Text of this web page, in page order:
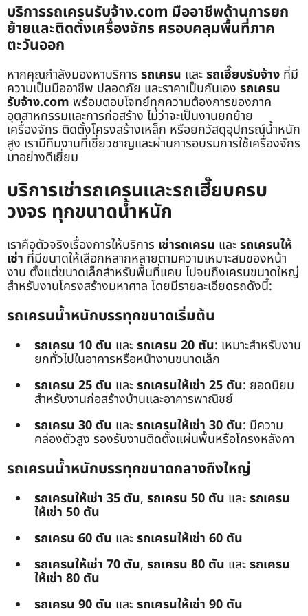
บริการรถเครนรับจ้าง.com มืออาชีพด้านการยก
ย้ายและติดตั้งเครื่องจักร ครอบคลุมพื้นที่ภาค
ตะวันออก
หากคุณกำลังมองหาบริการ รถเครน และรถเฮี๊ยบรับจ้าง ที่มี
ความเป็นมืออาชีพ ปลอดภัย และราคาเป็นกันเอง รถเครน
รับจ้าง.com พร้อมตอบโจทย์ทุกความต้องการของภาค
อุตสาหกรรมและการก่อสร้าง ไม่ว่าจะเป็นงานยกย้าย
เครื่องจักร ติดตั้งโครงสร้างเหล็ก หรือยกวัสดุอุปกรณ์น้ำหนัก
สูง เรามีทีมงานที่เชี่ยวชาญและผ่านการอบรมการใช้เครื่องจักร
มาอย่างดีเยี่ยม
บริการเช่ารถเครนและรถเฮี๊ยบครบ
วงจร ทุกขนาดน้ำหนัก
เราคือตัวจริงเรื่องการให้บริการ เช่ารถเครน และรถเครนให้
เช่า ที่มีขนาดให้เลือกหลากหลายตามความเหมาะสมของหน้า
งาน ตั้งแต่ขนาดเล็กสำหรับพื้นที่แคบ ไปจนถึงเครนขนาดใหญ่
สำหรับงานโครงสร้างมหาศาล โดยมีรายละเอียดรถดังนี้:
รถเครนน้ำหนักบรรทุกขนาดเริ่มต้น
รถเครน 10 ตัน และรถเครน 20 ตัน: เหมาะสำหรับงาน
ยกทั่วไปในอาคารหรือหน้างานขนาดเล็ก
รถเครน 25 ตัน และรถเครนให้เช่า 25 ตัน: ยอดนิยม
สำหรับงานก่อสร้างบ้านและอาคารพาณิชย์
รถเครน 30 ตัน และรถเครนให้เช่า 30 ตัน: มีความ
คล่องตัวสูง รองรับงานติดตั้งแผ่นพื้นหรือโครงหลังคา
รถเครนน้ำหนักบรรทุกขนาดกลางถึงใหญ่
รถเครนให้เช่า 35 ตัน, รถเครน 50 ตัน และรถเครน
ให้เช่า 50 ตัน
รถเครน 60 ตัน และรถเครนให้เช่า 60 ตัน
รถเครนให้เช่า 70 ตัน, รถเครน 80 ตัน และรถเครน
ให้เช่า 80 ตัน
รถเครน 90 ตัน และรถเครนให้เช่า 90 ตัน